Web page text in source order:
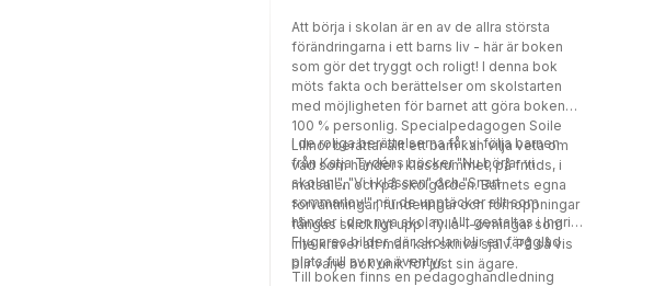
Att börja i skolan är en av de allra största
förändringarna i ett barns liv - här är boken
som gör det tryggt och roligt! I denna bok
möts fakta och berättelser om skolstarten
med möjligheten för barnet att göra boken
100 % personlig. Specialpedagogen Soile
Lillnor berättar allt ett barn kan vilja veta om
vad som händer i klassrummet, på fritids, i
matsalen och på skolgården. Barnets egna
förväntningar, funderingar och förhoppningar
fångas skickligt upp i fylla-i-övningar som
inte kräver att man kan skriva själv. På så vis
blir varje bok unik för just sin ägare.
I de roliga berättelserna får vi följa barnen
från Katja Tydéns böcker "Nu börjar vi
skolan!", "Vi i klassen" och "Snart
sommarlov!" när de upptäcker allt som
händer i den nya skolan. Allt gestaltas i Ingrid
Flygares bilder, där skolan blir en färgglad
plats full av nya äventyr.
Till boken finns en pedagoghandledning